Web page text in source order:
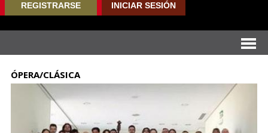
REGISTRARSE INICIAR SESIÓN
ÓPERA/CLÁSICA